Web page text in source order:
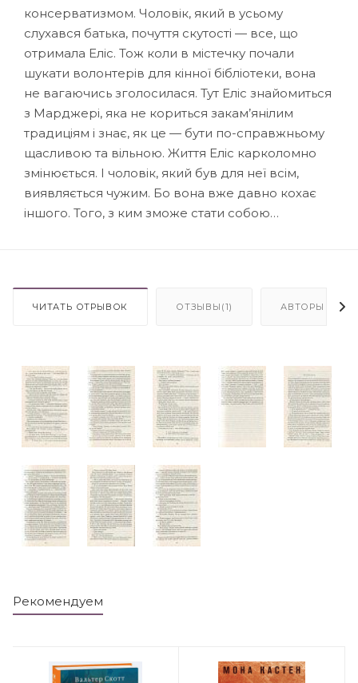
консерватизмом. Чоловік, який в усьому
слухався батька, почуття скутості — все, що
отримала Еліс. Тож коли в містечку почали
шукати волонтерів для кінної бібліотеки, вона
не вагаючись зголосилася. Тут Еліс знайомиться
з Марджері, яка не кориться закам’янілим
традиціям і знає, як це — бути по-справжньому
щасливою та вільною. Життя Еліс карколомно
змінюється. І чоловік, який був для неї всім,
виявляється чужим. Бо вона вже давно кохає
іншого. Того, з ким зможе стати собою…
ЧИТАТЬ ОТРЫВОК ОТЗЫВЫ(1) АВТОРЫ
Рекомендуем